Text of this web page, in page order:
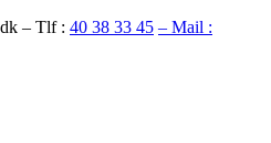
– Tlf : 40 38 33 45 – Mail :